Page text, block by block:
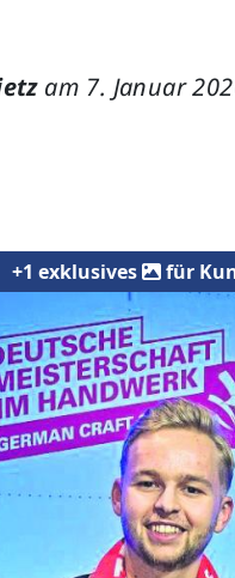
am 7. Januar
+1 exklusives für